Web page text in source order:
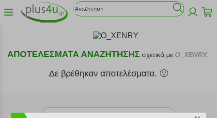
ΑΠΟΤΕΛΕΣΜΑΤΑ ΑΝΑΖΗΤΗΣΗΣ σχετικά με O_XENRY.
Δε βρέθηκαν αποτελέσματα. 🙁